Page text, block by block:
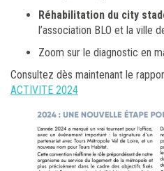
Réhabilitation du city
l’association BLO et la ville
Zoom sur le diagnostic en
Consultez dès maintenant le
ACTIVITE 2024